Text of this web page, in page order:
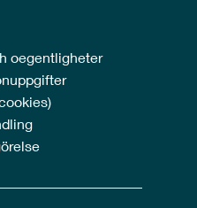
oegentligheter